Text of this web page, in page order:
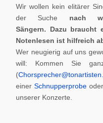
Wir wollen kein elitärer
der Suche nach
Sängern. Dazu braucht
Notenlesen ist hilfreich
Wer neugierig auf uns
will: Kommen Sie
(
einerSchnupperprobe
unserer Konzerte.